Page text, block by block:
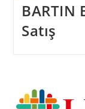
BARTIN
Satış